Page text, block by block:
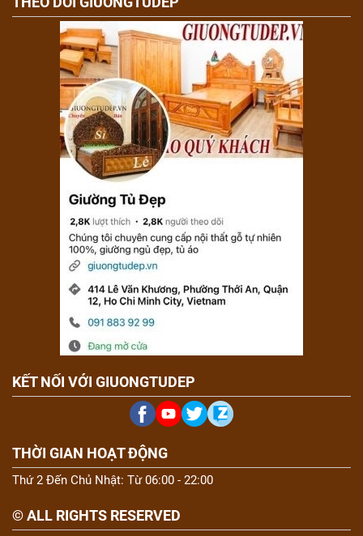
KẾT NỐI VỚI GIUONGTUDEP
THỜI GIAN HOẠT ĐỘNG
Thứ 2 Đến Chủ Nhật: Từ 06:00 - 22:00
© ALL RIGHTS RESERVED